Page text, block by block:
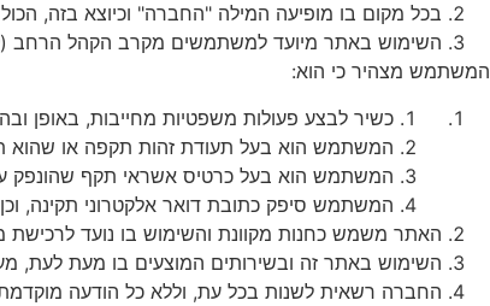
בכל מקום בו מופיעה המילה "החברה" וכיוצא בזה, הכול
השימוש באתר מיועד למשתמשים מקרב הקהל הרחב (
המשתמש מצהיר כי הוא:
כשיר לבצע פעולות משפטיות מחייבות, באופן
המשתמש הוא בעל תעודת זהות תקפה או שהוא
המשתמש הוא בעל כרטיס אשראי תקף שהונפק
המשתמש סיפק כתובת דואר אלקטרוני תקינה, וכן
האתר משמש כחנות מקוונת והשימוש בו נועד לרכישת
השימוש באתר זה ובשירותים המוצעים בו מעת לעת,
החברה רשאית לשנות בכל עת, וללא כל הודעה